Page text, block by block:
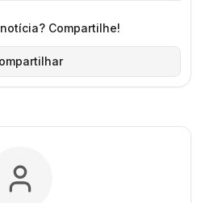
Compartilhe!